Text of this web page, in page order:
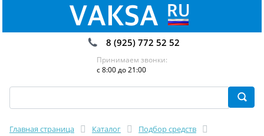
8 (925) 772 52 52
Принимаем звонки:
с 8:00 до 21:00
Главная страница Каталог
Подбор средств